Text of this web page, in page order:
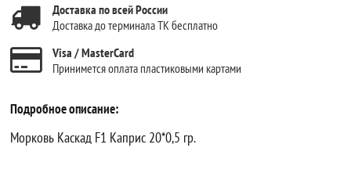
Доставка по всей России
Доставка до терминала ТК бесплатно
Visa / MasterCard
Принимется оплата пластиковыми картами
Подробное описание:
Морковь Каскад F1 Каприс 20*0,5 гр.